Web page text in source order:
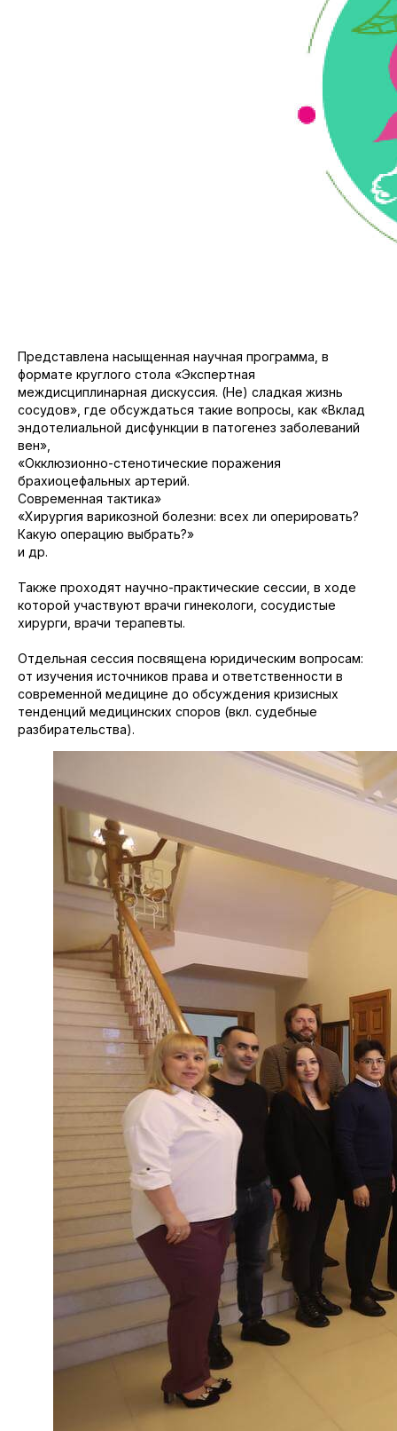
Представлена насыщенная научная программа, в
формате круглого стола «Экспертная
междисциплинарная дискуссия. (Не) сладкая жизнь
сосудов», где обсуждаться такие вопросы, как «Вклад
эндотелиальной дисфункции в патогенез заболеваний
вен»,
«Окклюзионно-стенотические поражения
брахиоцефальных артерий.
Современная тактика»
«Хирургия варикозной болезни: всех ли оперировать?
Какую операцию выбрать?»
и др.
Также проходят научно-практические сессии, в ходе
которой участвуют врачи гинекологи, сосудистые
хирурги, врачи терапевты.
Отдельная сессия посвящена юридическим вопросам:
от изучения источников права и ответственности в
современной медицине до обсуждения кризисных
тенденций медицинских споров (вкл. судебные
разбирательства).
Выберите специалиста
Запишитесь
на консультацию
Оставьте заявку и получите
консультацию и помощь в выборе
специалиста